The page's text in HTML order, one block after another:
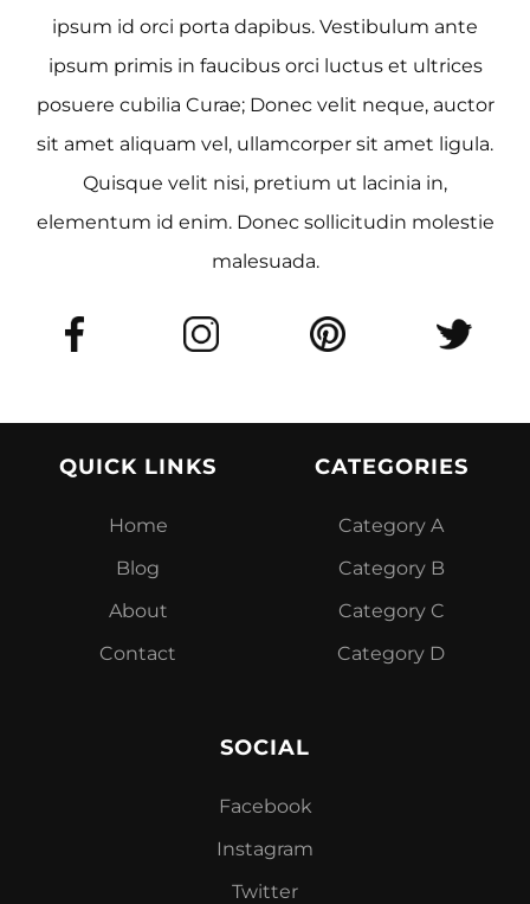
ipsum id orci porta dapibus. Vestibulum ante
ipsum primis in faucibus orci luctus et ultrices
posuere cubilia Curae; Donec velit neque, auctor
sit amet aliquam vel, ullamcorper sit amet ligula.
Quisque velit nisi, pretium ut lacinia in,
elementum id enim. Donec sollicitudin molestie
malesuada.
QUICK LINKS
Home
Blog
About
Contact
CATEGORIES
Category A
Category B
Category C
Category D
SOCIAL
Facebook
Instagram
Twitter